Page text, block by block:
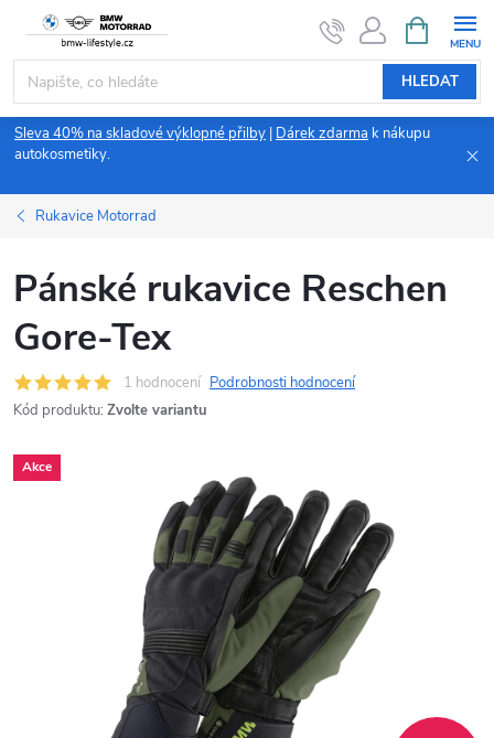
obsah
HLEDAT
NÁKUPNÍ
KOŠÍK
Sleva 40% na skladové výklopné přilby Dárek zdarma k nákupu
autokosmetiky.
Rukavice Motorrad
Pánské rukavice Reschen
Gore-Tex
1 hodnocení Podrobnosti hodnocení
Kód produktu: Zvolte variantu
Akce